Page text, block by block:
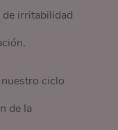
de irritabilidad
ciclo
de la